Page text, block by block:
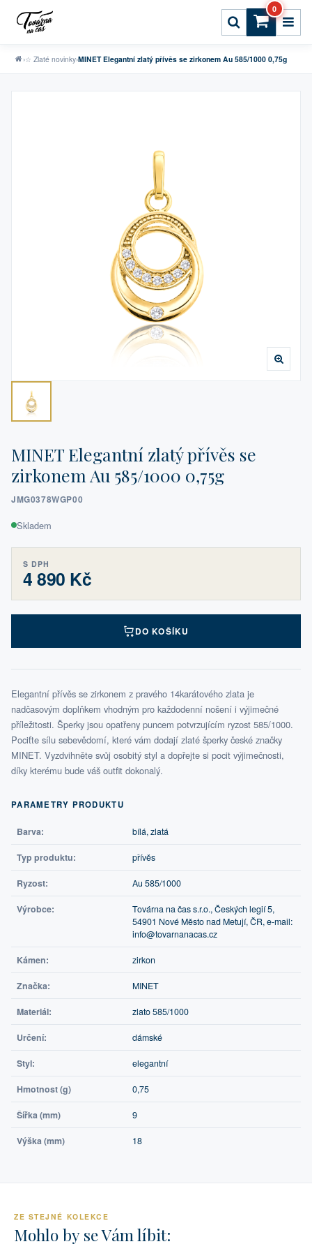
0
›☆ Zlaté novinky›MINET Elegantní zlatý přívěs se zirkonem Au 585/1000 0,75g
MINET Elegantní zlatý přívěs se
zirkonem Au 585/1000 0,75g
JMG0378WGP00
Skladem
S DPH
4 890 Kč
DO KOŠÍKU
Elegantní přívěs se zirkonem z pravého 14karátového zlata je
nadčasovým doplňkem vhodným pro každodenní nošení i výjimečné
příležitosti. Šperky jsou opatřeny puncem potvrzujícím ryzost 585/1000.
Pociťte sílu sebevědomí, které vám dodají zlaté šperky české značky
MINET. Vyzdvihněte svůj osobitý styl a dopřejte si pocit výjimečnosti,
díky kterému bude váš outfit dokonalý.
PARAMETRY PRODUKTU
Barva: bílá, zlatá
Typ produktu: přívěs
Ryzost: Au 585/1000
Výrobce:
Továrna na čas s.r.o., Českých legií 5,
54901 Nové Město nad Metují, ČR, e-mail:
info@tovarnanacas.cz
Kámen: zirkon
Značka: MINET
Materiál: zlato 585/1000
Určení: dámské
Styl: elegantní
Hmotnost (g) 0,75
Šířka (mm) 9
Výška (mm) 18
ZE STEJNÉ KOLEKCE
Mohlo by se Vám líbit: